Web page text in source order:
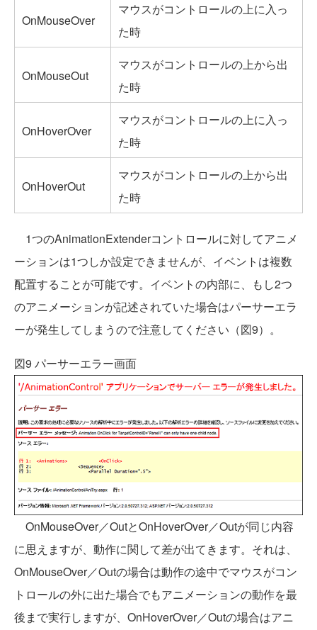
OnMouseOver
マウスがコントロールの上に入っ
た時
OnMouseOut
マウスがコントロールの上から出
た時
OnHoverOver
マウスがコントロールの上に入っ
た時
OnHoverOut
マウスがコントロールの上から出
た時
1つのAnimationExtenderコントロールに対してアニメ
ーションは1つしか設定できませんが、イベントは複数
配置することが可能です。イベントの内部に、もし2つ
のアニメーションが記述されていた場合はパーサーエラ
ーが発生してしまうので注意してください（図9）。
図9 パーサーエラー画面
OnMouseOver／OutとOnHoverOver／Outが同じ内容
に思えますが、動作に関して差が出てきます。それは、
OnMouseOver／Outの場合は動作の途中でマウスがコン
トロールの外に出た場合でもアニメーションの動作を最
後まで実行しますが、OnHoverOver／Outの場合はアニ